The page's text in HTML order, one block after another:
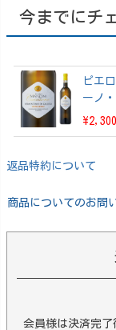
今までにチ
ピエ
ーノ
\2,300
返品特約について
商品についてのお問
会員様は決済完了